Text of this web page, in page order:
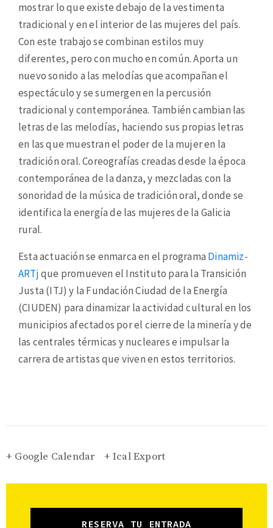
mostrar lo que existe debajo de la vestimenta
tradicional y en el interior de las mujeres del país.
Con este trabajo se combinan estilos muy
diferentes, pero con mucho en común. Aporta un
nuevo sonido a las melodías que acompañan el
espectáculo y se sumergen en la percusión
tradicional y contemporánea. También cambian las
letras de las melodías, haciendo sus propias letras
en las que muestran el poder de la mujer en la
tradición oral. Coreografías creadas desde la época
contemporánea de la danza, y mezcladas con la
sonoridad de la música de tradición oral, donde se
identifica la energía de las mujeres de la Galicia
rural.
Esta actuación se enmarca en el programa Dinamiz-
ARTjque promueven el Instituto para la Transición
Justa (ITJ) y la Fundación Ciudad de la Energía
(CIUDEN) para dinamizar la actividad cultural en los
municipios afectados por el cierre de la minería y de
las centrales térmicas y nucleares e impulsar la
carrera de artistas que viven en estos territorios.
+ Google Calendar + Ical Export
RESERVA TU ENTRADA